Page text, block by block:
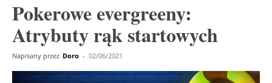
Pokerowe evergreeny:
Atrybuty rąk startowych
Napisany przez Doro - 02/06/2021